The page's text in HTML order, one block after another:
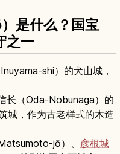
是什么？国宝
之一
shi）的犬山城，
长（Oda-Nobunaga）的
城，作为古老样式的木造
Matsumoto-jō）、 彦根城